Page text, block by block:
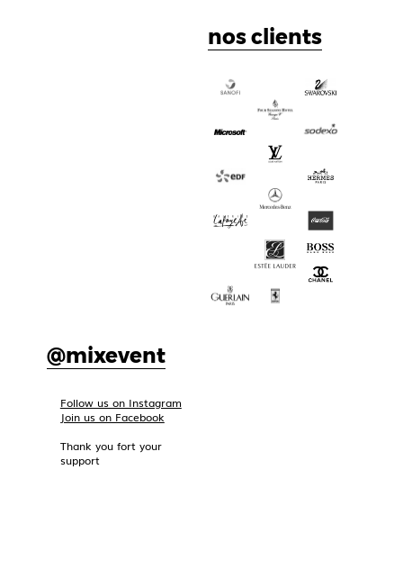
nos clients
@mixevent
Follow us on Instagram
Join us on Facebook
Thank you fort your
support